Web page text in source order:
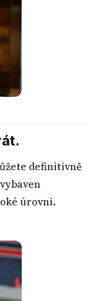
definitivně
úrovni.